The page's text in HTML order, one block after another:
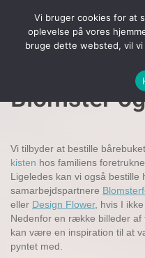
Gå til hovedindhold
Blomster
Vi tilbyder at bestille
kisten hos familiens
Ligeledes kan vi også bestille
samarbejdspartnere
eller Design Flower, hvis I
Nedenfor en række billeder af
kan være en inspiration til at
pyntet med.
Vi bruger cookies for at
oplevelse på vores
bruge dette websted, vil